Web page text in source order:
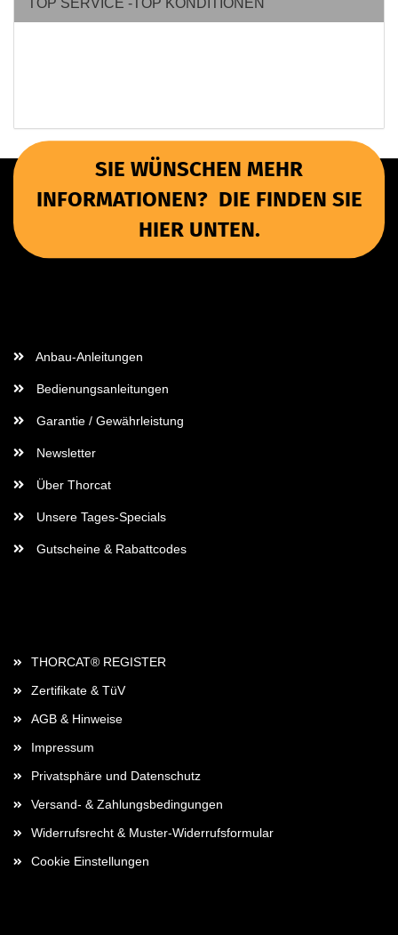
TOP SERVICE -TOP KONDITIONEN
SIE WÜNSCHEN MEHR
INFORMATIONEN? DIE FINDEN SIE
HIER UNTEN.
Anbau-Anleitungen
Bedienungsanleitungen
Garantie / Gewährleistung
Newsletter
Über Thorcat
Unsere Tages-Specials
Gutscheine & Rabattcodes
THORCAT® REGISTER
Zertifikate & TüV
AGB & Hinweise
Impressum
Privatsphäre und Datenschutz
Versand- & Zahlungsbedingungen
Widerrufsrecht & Muster-Widerrufsformular
Cookie Einstellungen